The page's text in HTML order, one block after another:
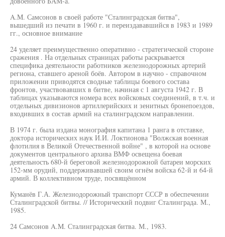
A.M. Самсонов в своей работе "Сталинградская битва",
вышедший из печати в 1960 г. и переиздававшийся в 1983 и 1989
гг., основное внимание
24 уделяет преимущественно оперативно - стратегической стороне
сражения . На отдельных страницах работы раскрывается
специфика деятельности работников железнодорожных артерий
региона, ставшего ареной боёв. Автором в научно - справочном
приложении приводятся сводные таблицы боевого состава
фронтов, участвовавших в битве, начиная с 1 августа 1942 г. В
таблицах указываются номера всех войсковых соединений, в т.ч. и
отдельных дивизионов артиллерийских и зенитных бронепоездов,
входивших в состав армий на сталинградском направлении.
В 1974 г. была издана монография капитана 1 ранга в отставке,
доктора исторических наук И.И. Локтионова "Волжская военная
флотилия в Великой Отечественной войне" , в которой на основе
документов центрального архива ВМФ освещена боевая
деятельность 680-й береговой железнодорожной батареи морских
152-мм орудий, поддерживавшей своим огнём войска 62-й и 64-й
армий. В коллективном труде, посвящённом
Куманёв Г.А. Железнодорожный транспорт СССР в обеспечении
Сталинградской битвы. // Исторический подвиг Сталинграда. М.,
1985.
24 Самсонов A.M. Сталинградская битва. М., 1983.